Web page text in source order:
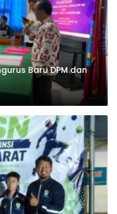
Baru DPM dan